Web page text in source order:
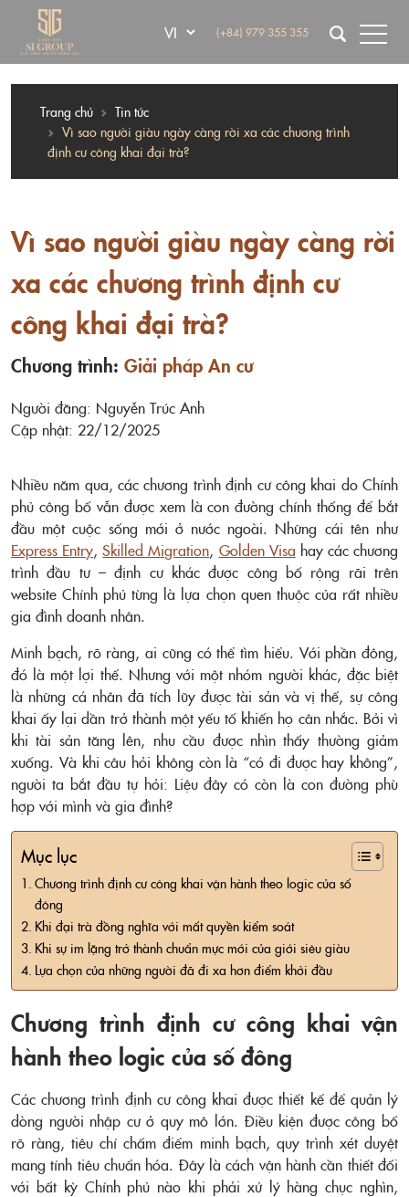
(+84) 979 355 355
Trang chủ
Tin tức
Vì sao người giàu ngày càng rời xa các chương trình
định cư công khai đại trà?
Vì sao người giàu ngày càng rời
xa các chương trình định cư
công khai đại trà?
Chương trình: Giải pháp An cư
Người đăng: Nguyễn Trúc Anh
Cập nhật: 22/12/2025
Nhiều năm qua, các chương trình định cư công khai do Chính
phủ công bố vẫn được xem là con đường chính thống để bắt
đầu một cuộc sống mới ở nước ngoài. Những cái tên như
Express Entry,Skilled Migration, Golden Visa hay các chương
trình đầu tư – định cư khác được công bố rộng rãi trên
website Chính phủ từng là lựa chọn quen thuộc của rất nhiều
gia đình doanh nhân.
Minh bạch, rõ ràng, ai cũng có thể tìm hiểu. Với phần đông,
đó là một lợi thế. Nhưng với một nhóm người khác, đặc biệt
là những cá nhân đã tích lũy được tài sản và vị thế, sự công
khai ấy lại dần trở thành một yếu tố khiến họ cân nhắc. Bởi vì
khi tài sản tăng lên, nhu cầu được nhìn thấy thường giảm
xuống. Và khi câu hỏi không còn là “có đi được hay không”,
người ta bắt đầu tự hỏi: Liệu đây có còn là con đường phù
hợp với mình và gia đình?
Mục lục
Chương trình định cư công khai vận hành theo logic của số
đông
Khi đại trà đồng nghĩa với mất quyền kiểm soát
Khi sự im lặng trở thành chuẩn mực mới của giới siêu giàu
Lựa chọn của những người đã đi xa hơn điểm khởi đầu
Chương trình định cư công khai vận
hành theo logic của số đông
Các chương trình định cư công khai được thiết kế để quản lý
dòng người nhập cư ở quy mô lớn. Điều kiện được công bố
rõ ràng, tiêu chí chấm điểm minh bạch, quy trình xét duyệt
mang tính tiêu chuẩn hóa. Đây là cách vận hành cần thiết đối
với bất kỳ Chính phủ nào khi phải xử lý hàng chục nghìn,